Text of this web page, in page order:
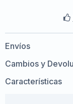
Envíos
Cambios y
Características